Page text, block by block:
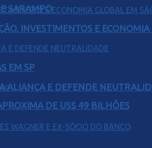
SARAMPO
ALIANÇA E DEFENDE
INVESTIMENTOS E
EM SP
DE US$ 49 BILHÕES